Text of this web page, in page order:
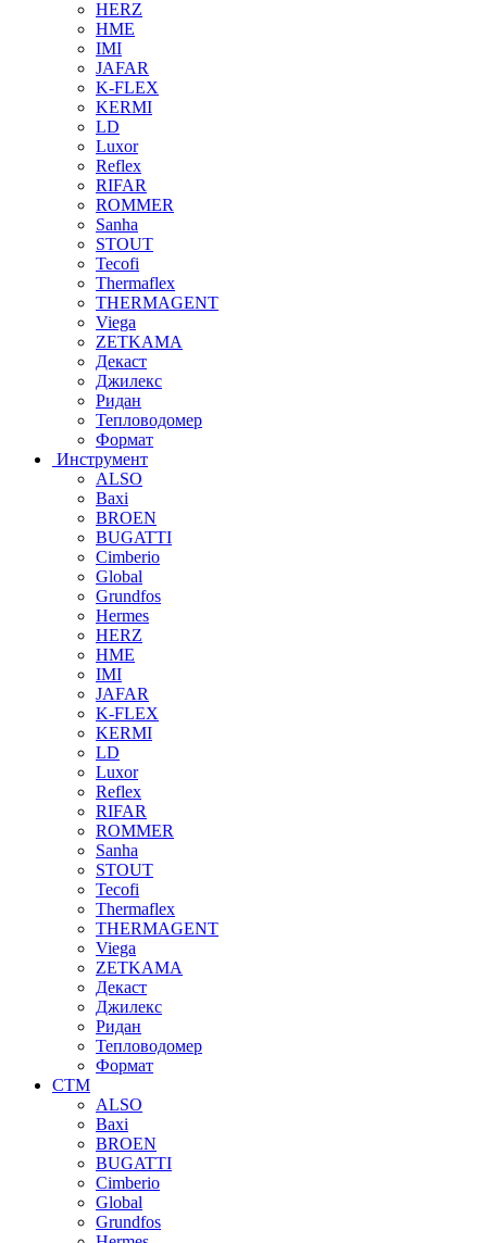
HERZ
HME
IMI
JAFAR
K-FLEX
KERMI
LD
Luxor
Reflex
RIFAR
ROMMER
Sanha
STOUT
Tecofi
Thermaflex
THERMAGENT
Viega
ZETKAMA
Декаст
Джилекс
Ридан
Тепловодомер
Формат
Инструмент
ALSO
Baxi
BROEN
BUGATTI
Cimberio
Global
Grundfos
Hermes
HERZ
HME
IMI
JAFAR
K-FLEX
KERMI
LD
Luxor
Reflex
RIFAR
ROMMER
Sanha
STOUT
Tecofi
Thermaflex
THERMAGENT
Viega
ZETKAMA
Декаст
Джилекс
Ридан
Тепловодомер
Формат
СТМ
ALSO
Baxi
BROEN
BUGATTI
Cimberio
Global
Grundfos